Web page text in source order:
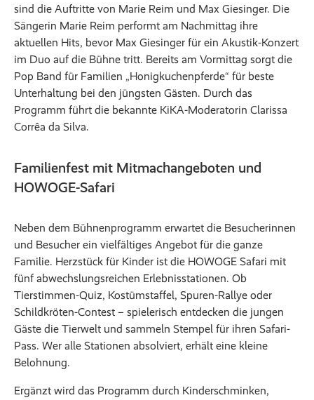
sind die Auftritte von Marie Reim und Max Giesinger. Die
Sängerin Marie Reim performt am Nachmittag ihre
aktuellen Hits, bevor Max Giesinger für ein Akustik-Konzert
im Duo auf die Bühne tritt. Bereits am Vormittag sorgt die
Pop Band für Familien „Honigkuchenpferde“ für beste
Unterhaltung bei den jüngsten Gästen. Durch das
Programm führt die bekannte KiKA-Moderatorin Clarissa
Corrêa da Silva.
Familienfest mit Mitmachangeboten und
HOWOGE-Safari
Neben dem Bühnenprogramm erwartet die Besucherinnen
und Besucher ein vielfältiges Angebot für die ganze
Familie. Herzstück für Kinder ist die HOWOGE Safari mit
fünf abwechslungsreichen Erlebnisstationen. Ob
Tierstimmen-Quiz, Kostümstaffel, Spuren-Rallye oder
Schildkröten-Contest – spielerisch entdecken die jungen
Gäste die Tierwelt und sammeln Stempel für ihren Safari-
Pass. Wer alle Stationen absolviert, erhält eine kleine
Belohnung.
Ergänzt wird das Programm durch Kinderschminken,